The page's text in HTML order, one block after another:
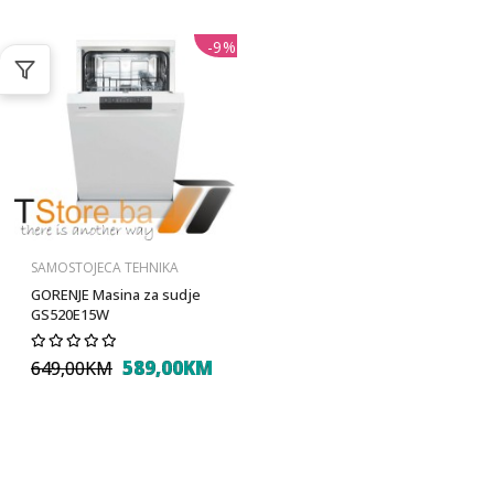
-9%
SAMOSTOJECA TEHNIKA
GORENJE Masina za sudje
GS520E15W
649,00KM 589,00KM